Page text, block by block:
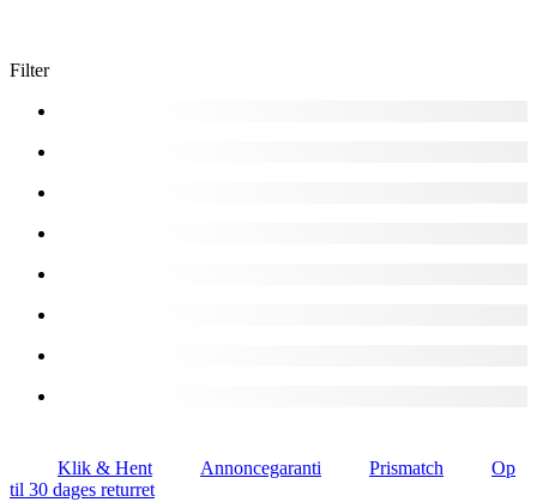
Filter
Klik & Hent Annoncegaranti Prismatch
Op
til 30 dages returret